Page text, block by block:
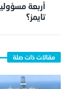
أربعة
تايمز؟